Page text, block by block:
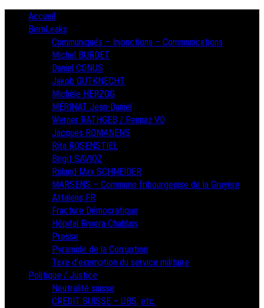
PrimaryAccueil
BernLeaks
Communiqués – Injonctions – Communications
Michel BURDET
Daniel CONUS
Jakob GUTKNECHT
Michèle HERZOG
MÉRINAT Jean-Daniel
Werner RATHGEB / Rennaz VD
Jacques ROMANENS
Rita ROSENSTIEL
Birgit SAVIOZ
Roland Max SCHNEIDER
MARSENS – Commune fribourgeoise de la Gruyère
Attalens FR
Fracture Démocratique
Hôpital Riviera Chablais
Presse
Pyramide de la Corruption
Taxe d’exemption du service militaire
Politique / Justice
Neutralité suisse
CREDIT SUISSE – UBS, etc.